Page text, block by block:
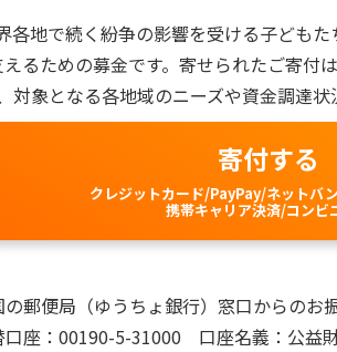
各地で続く紛争の影響を受ける子ども
えるための募金です。寄せられたご寄付
対象となる各地域のニーズや資金調達状
寄付する
クレジットカード/PayPay/ネットバ
携帯キャリア決済/コンビ
郵便局（ゆうちょ銀行）窓口からのお
口座：00190-5-31000 口座名義：公益